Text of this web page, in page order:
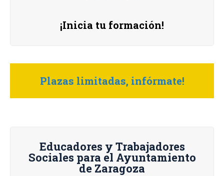
¡Inicia tu formación!
Plazas limitadas, infórmate!
Educadores y Trabajadores
Sociales para el Ayuntamiento
de Zaragoza